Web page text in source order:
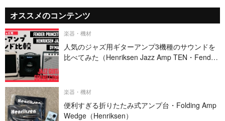
オススメのコンテンツ
楽器・機材
人気のジャズ用ギターアンプ3機種のサウンドを
比べてみた（Henriksen Jazz Amp TEN・Fender
楽器・機材
便利すぎる折りたたみ式アンプ台・Folding Amp
Wedge（Henriksen）